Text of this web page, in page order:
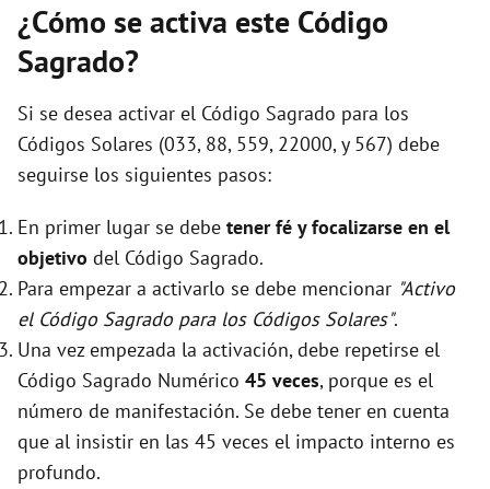
¿Cómo se activa este Código
Sagrado?
Si se desea activar el Código Sagrado para los
Códigos Solares (033, 88, 559, 22000, y 567) debe
seguirse los siguientes pasos:
En primer lugar se debe tener fé y focalizarse en el
objetivo del Código Sagrado.
Para empezar a activarlo se debe mencionar "Activo
el Código Sagrado para los Códigos Solares".
Una vez empezada la activación, debe repetirse el
Código Sagrado Numérico 45 veces, porque es el
número de manifestación. Se debe tener en cuenta
que al insistir en las 45 veces el impacto interno es
profundo.